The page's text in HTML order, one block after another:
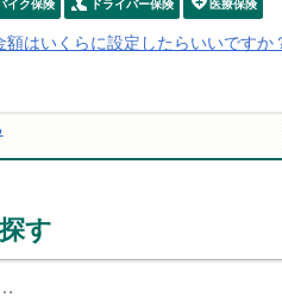
イク保険 ドライバー保険 医療保険
額はいくらに設定したらいいですか
す